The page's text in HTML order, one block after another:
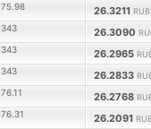
26.3211
26.3090
26.2965
26.2833
26.2768
26.2091